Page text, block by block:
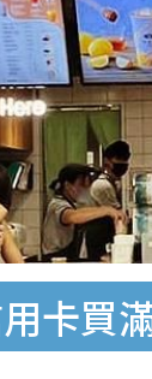
卡買